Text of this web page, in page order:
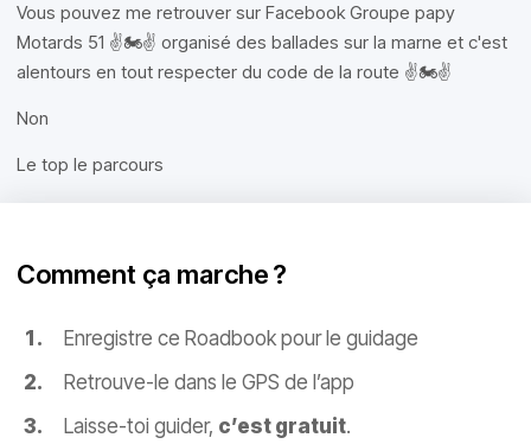
Vous pouvez me retrouver sur Facebook Groupe papy
Motards 51 ✌️🏍✌️ organisé des ballades sur la marne et c'est
alentours en tout respecter du code de la route ✌️🏍✌️
Non
Le top le parcours
Comment ça marche ?
Enregistre ce Roadbook pour le guidage
Retrouve-le dans le GPS de l’app
Laisse-toi guider, c’est gratuit.